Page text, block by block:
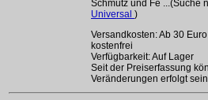
Schmutz und Fe ...(Suche
Universal )
Versandkosten: Ab 30
kostenfrei
Verfügbarkeit: Auf Lager
Seit der Preiserfassung
Veränderungen erfolgt